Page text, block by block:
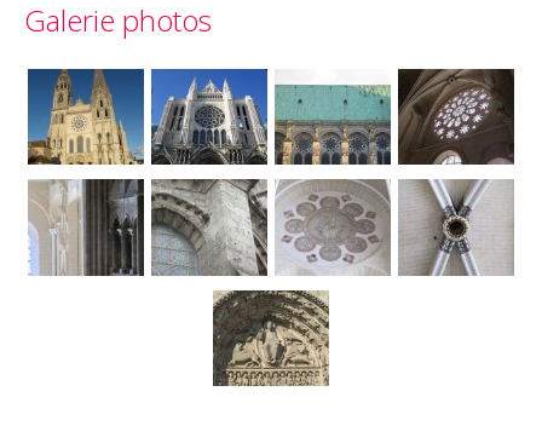
Galerie photos